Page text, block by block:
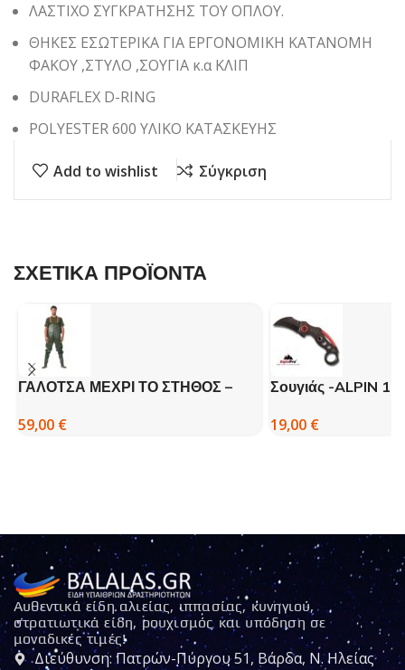
ΛΑΣΤΙΧΟ ΣΥΓΚΡΑΤΗΣΗΣ ΤΟΥ ΟΠΛΟΥ.
ΘΗΚΕΣ ΕΣΩΤΕΡΙΚΑ ΓΙΑ ΕΡΓΟΝΟΜΙΚΗ ΚΑΤΑΝΟΜΗ
ΦΑΚΟΥ ,ΣΤΥΛΟ ,ΣΟΥΓΙΑ κ.α ΚΛΙΠ
DURAFLEX D-RING
POLYESTER 600 ΥΛΙΚΟ ΚΑΤΑΣΚΕΥΗΣ
Add to wishlist Σύγκριση
ΣΧΕΤΙΚΑ ΠΡΟΪΟΝΤΑ
ΓΑΛΟΤΣΑ ΜΕΧΡΙ ΤΟ ΣΤΗΘΟΣ –
59,00 €
Σουγιάς -ALPIN
19,00 €
Αυθεντικά είδη αλιείας, ιππασίας, κυνηγιού,
στρατιωτικά είδη, ρουχισμός και υπόδηση σε
μοναδικές τιμές!
Διεύθυνση: Πατρών-Πύργου 51, Βάρδα, Ν. Ηλείας